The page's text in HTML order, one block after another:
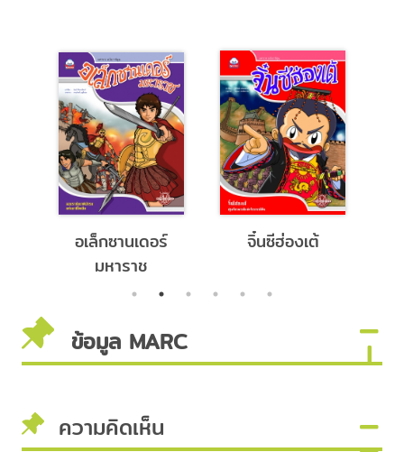
อเล็กซานเดอร์
มหาราช
จิ๋นซีฮ่องเต้
ข้อมูล MARC
ความคิดเห็น